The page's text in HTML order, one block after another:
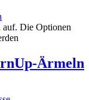
auf. Die Optionen
Ärmeln